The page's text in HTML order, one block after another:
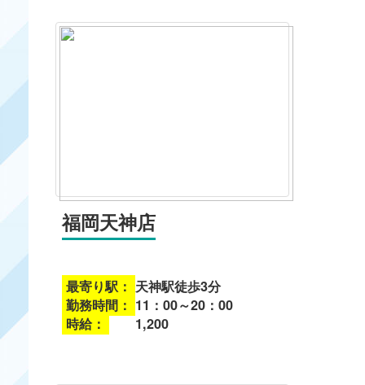
福岡天神店
最寄り駅： 天神駅徒歩3分
勤務時間： 11：00～20：00
時給：
1,200